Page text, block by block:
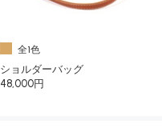
全1色
ショルダーバッグ
48,000円